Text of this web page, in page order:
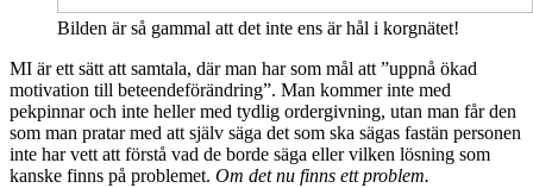
Bilden är så gammal att det inte ens är hål i korgnätet!
MI är ett sätt att samtala, där man har som mål att ”uppnå ökad
motivation till beteendeförändring”. Man kommer inte med
pekpinnar och inte heller med tydlig ordergivning, utan man får den
som man pratar med att själv säga det som ska sägas fastän personen
inte har vett att förstå vad de borde säga eller vilken lösning som
kanske finns på problemet. Om det nu finns ett problem.